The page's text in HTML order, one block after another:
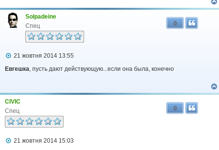
н
я
Solpadeine
Спец
0
П
в
м
л
е
н
н
21 жовтня 2014 13:55
Евгешка, пусть дают действующую...если она была, конечно
CIVIC
Спец
0
П
21 жовтня 2014 15:03